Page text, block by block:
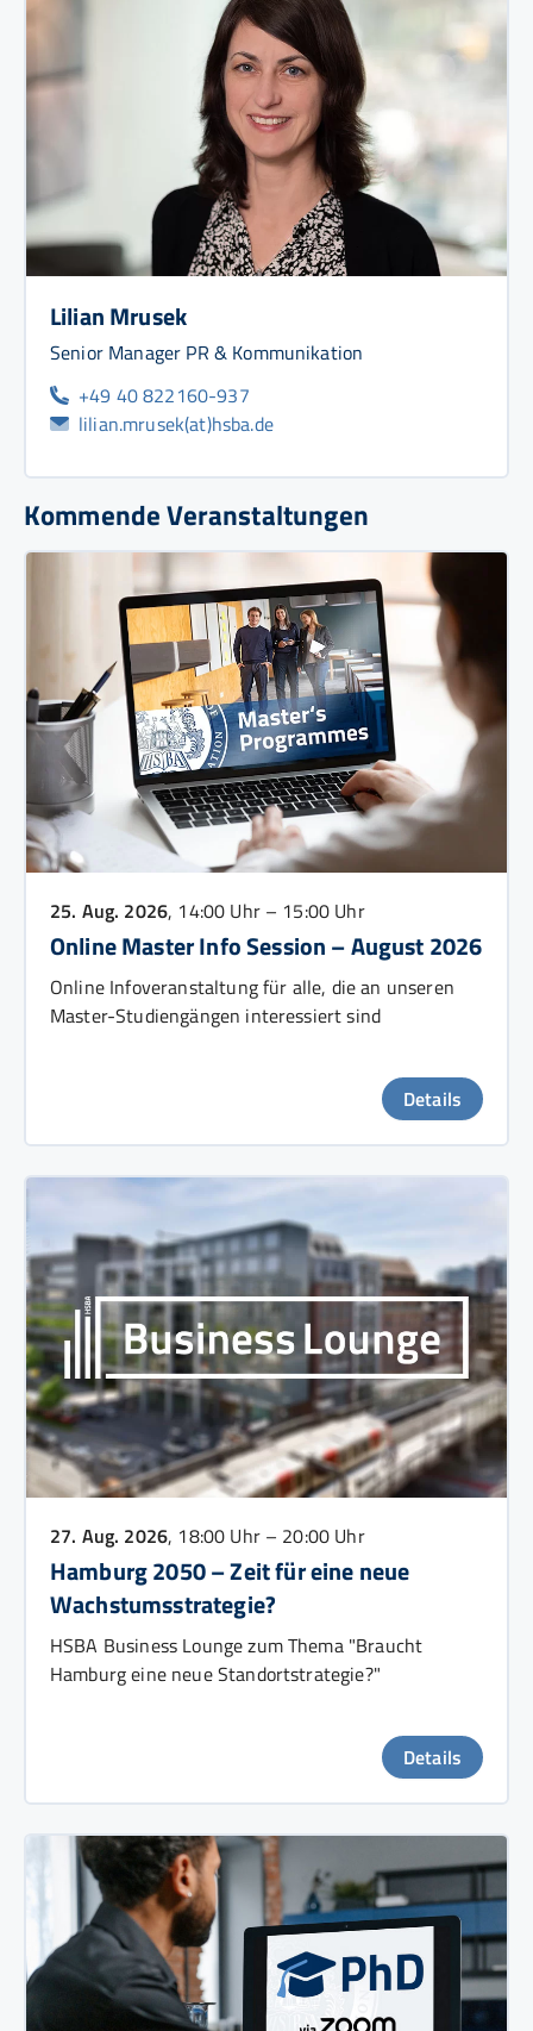
Lilian Mrusek
Senior Manager PR & Kommunikation
+49 40 822160-937
lilian.mrusek(at)hsba.de
Kommende Veranstaltungen
25. Aug. 2026, 14:00 Uhr – 15:00 Uhr
Online Master Info Session – August 2026
Online Infoveranstaltung für alle, die an unseren
Master-Studiengängen interessiert sind
Details
27. Aug. 2026, 18:00 Uhr – 20:00 Uhr
Hamburg 2050 – Zeit für eine neue
Wachstumsstrategie?
HSBA Business Lounge zum Thema "Braucht
Hamburg eine neue Standortstrategie?"
Details